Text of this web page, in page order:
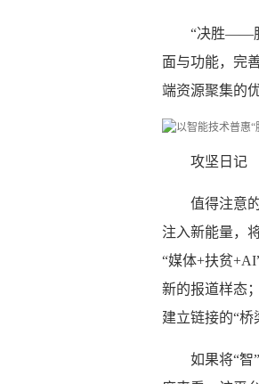
“决胜——
面与功能，完
端资源聚集的
攻坚日记
值得注意
注入新能量，
“媒体+扶贫
新的报道样态
建立链接的“桥
如果将“智